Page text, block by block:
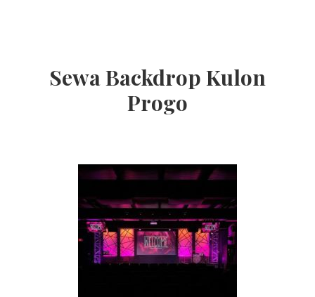
Sewa Backdrop Kulon
Progo